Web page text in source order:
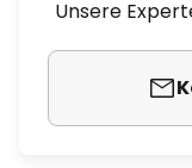
Unsere